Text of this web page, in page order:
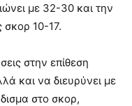
με 32-30 και την
σκορ 10-17.
στην επίθεση
και να διευρύνει με
στο σκορ,